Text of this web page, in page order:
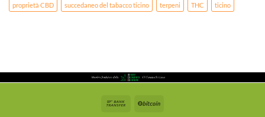
proprietà CBD succedaneo del tabacco ticino terpeni THC ticino
Bank